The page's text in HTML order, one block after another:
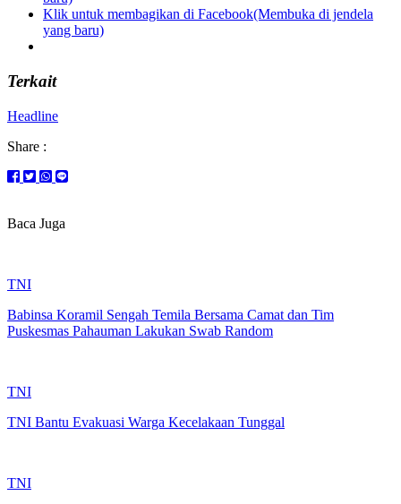
Klik untuk membagikan di Facebook(Membuka di jendela
yang baru)
Terkait
Headline
Share :
Baca Juga
TNI
Babinsa Koramil Sengah Temila Bersama Camat dan Tim
Puskesmas Pahauman Lakukan Swab Random
TNI
TNI Bantu Evakuasi Warga Kecelakaan Tunggal
TNI